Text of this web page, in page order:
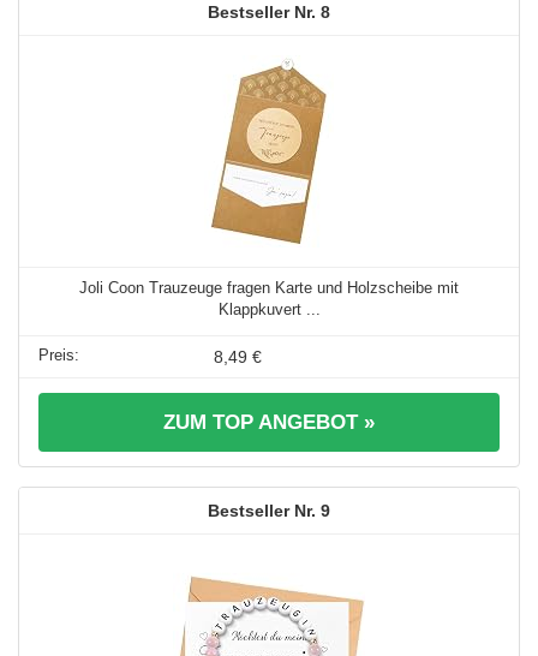
8
Joli Coon Trauzeuge fragen Karte und Holzscheibe mit
Klappkuvert ...
8,49 €
ZUM TOP ANGEBOT »
9